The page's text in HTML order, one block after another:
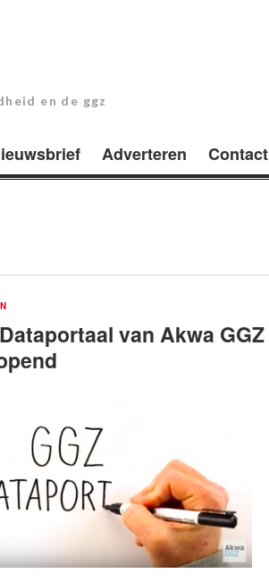
en de ggz
Adverteren Contact
van Akwa GGZ